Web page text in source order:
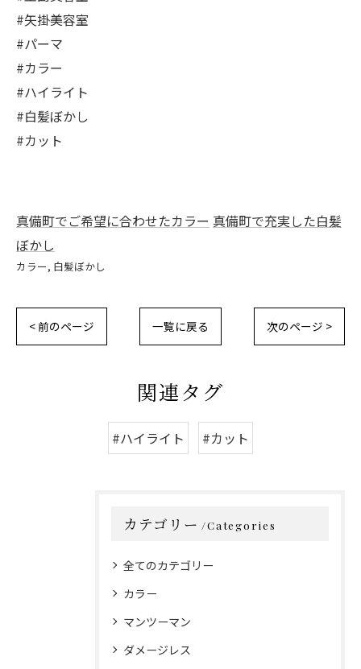
#矢掛美容室
#パーマ
#カラー
#ハイライト
#白髪ぼかし
#カット
真備町でご希望に合わせたカラー 真備町で充実した白髪
ぼかし
カラー 白髪ぼかし
< 前のページ 一覧に戻る 次のページ >
関連タグ
#ハイライト #カット
カテゴリー Categories
全てのカテゴリー
カラー
マンツーマン
ダメージレス